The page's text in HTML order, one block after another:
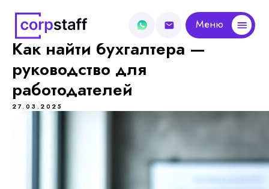
Как найти бухгалтера —
руководство для
работодателей
27.03.2025